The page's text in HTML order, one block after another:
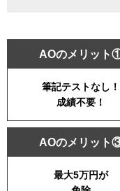
AOのメリット
筆記テストなし！
成績不要！
AOのメリット
最大5万円が